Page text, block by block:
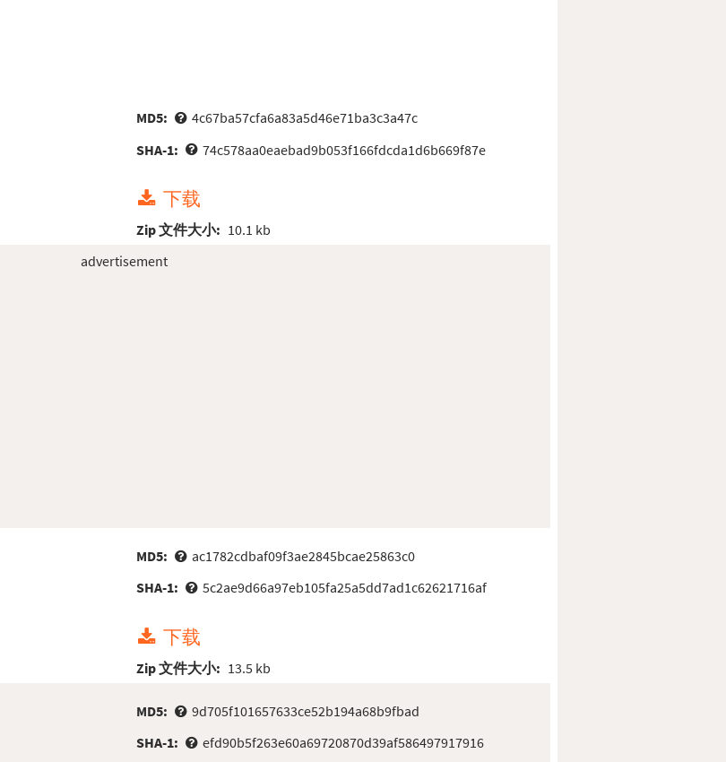
MD5:
4c67ba57cfa6a83a5d46e71ba3c3a47c
SHA-1:
74c578aa0eaebad9b053f166fdcda1d6b669f87e
下载
Zip 文件大小: 10.1 kb
advertisement
MD5:
ac1782cdbaf09f3ae2845bcae25863c0
SHA-1:
5c2ae9d66a97eb105fa25a5dd7ad1c62621716af
下载
Zip 文件大小: 13.5 kb
MD5:
9d705f101657633ce52b194a68b9fbad
SHA-1:
efd90b5f263e60a69720870d39af586497917916